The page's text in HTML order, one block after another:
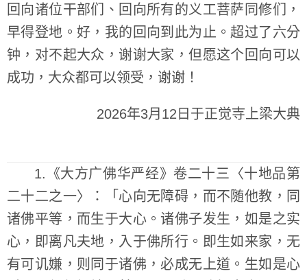
回向诸位干部们、回向所有的义工菩萨同修们，
早得登地。好，我的回向到此为止。超过了六分
钟，对不起大众，谢谢大家，但愿这个回向可以
成功，大众都可以领受，谢谢！
2026年3月12日于正觉寺上梁大典
1.《大方广佛华严经》卷二十三〈十地品第
二十二之一〉：「心向无障碍，而不随他教，同
诸佛平等，而生于大心。诸佛子发生，如是之实
心，即离凡夫地，入于佛所行。即生如来家，无
有可讥嫌，则同于诸佛，必成无上道。生如是心